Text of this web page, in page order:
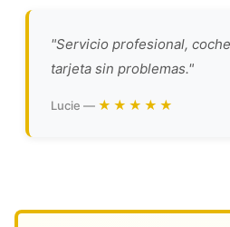
"Servicio profesional,
tarjeta sin problemas."
Lucie — ★★★★★